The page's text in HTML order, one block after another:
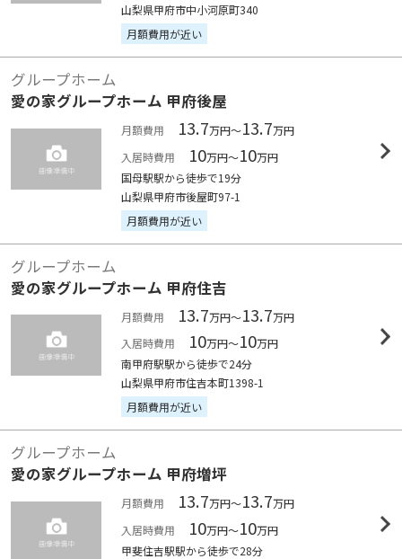
山梨県甲府市中小河原町340
月額費用が近い
グループホーム
愛の家グループホーム 甲府後屋
月額費用 13.7万円～13.7万円
入居時費用
10万円～10万円
国母駅駅から徒歩で19分
山梨県甲府市後屋町97-1
月額費用が近い
グループホーム
愛の家グループホーム 甲府住吉
月額費用 13.7万円～13.7万円
入居時費用
10万円～10万円
南甲府駅駅から徒歩で24分
山梨県甲府市住吉本町1398-1
月額費用が近い
グループホーム
愛の家グループホーム 甲府増坪
月額費用 13.7万円～13.7万円
入居時費用
10万円～10万円
甲斐住吉駅駅から徒歩で28分